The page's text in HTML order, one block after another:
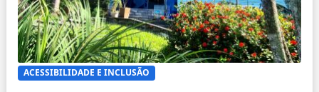
ACESSIBILIDADE E INCLUSÃO